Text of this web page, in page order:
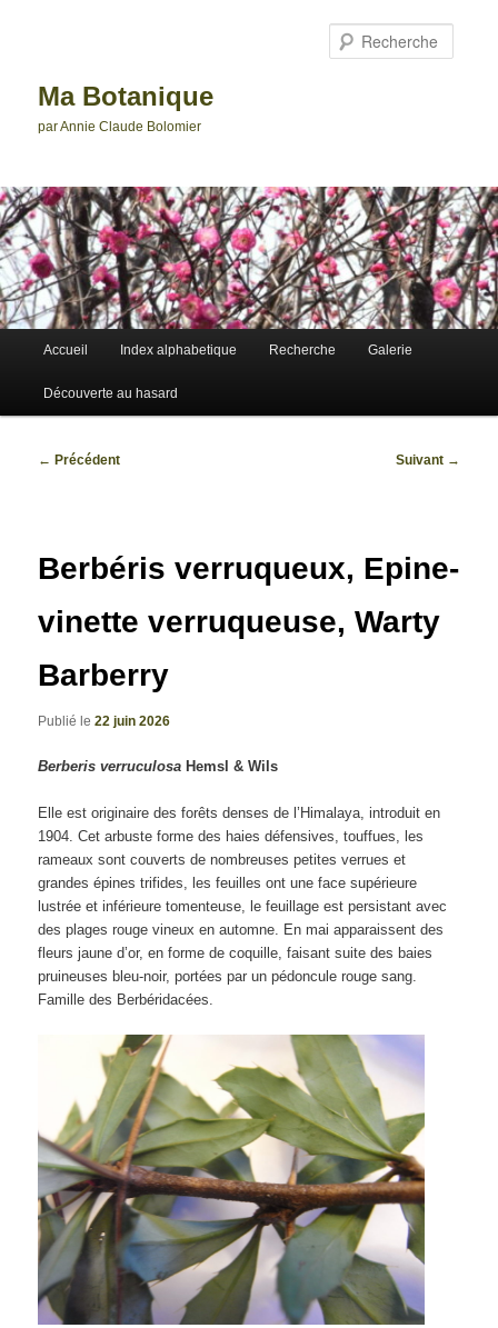
Ma Botanique
par Annie Claude Bolomier
Accueil Index alphabetique Recherche Galerie
Découverte au hasard
Navigation
← Précédent Suivant →
Berbéris verruqueux, Epine-
vinette verruqueuse, Warty
Barberry
Publié le22 juin 2026
Berberis verruculosa Hemsl & Wils
Elle est originaire des forêts denses de l’Himalaya, introduit en
1904. Cet arbuste forme des haies défensives, touffues, les
rameaux sont couverts de nombreuses petites verrues et
grandes épines trifides, les feuilles ont une face supérieure
lustrée et inférieure tomenteuse, le feuillage est persistant avec
des plages rouge vineux en automne. En mai apparaissent des
fleurs jaune d’or, en forme de coquille, faisant suite des baies
pruineuses bleu-noir, portées par un pédoncule rouge sang.
Famille des Berbéridacées.